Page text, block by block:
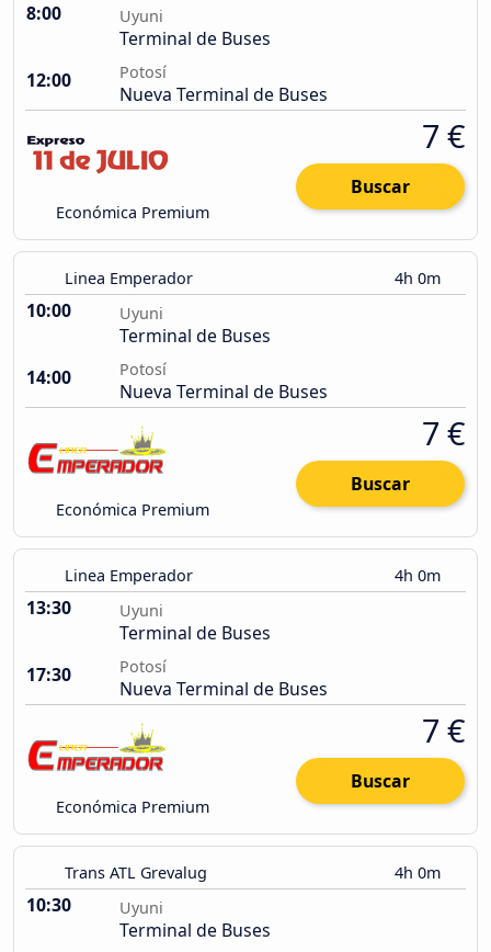
8:00 Uyuni
Terminal de Buses
12:00
Potosí
Nueva Terminal de Buses
Económica Premium
7 €
Buscar
Linea Emperador 4h 0m
10:00 Uyuni
Terminal de Buses
14:00
Potosí
Nueva Terminal de Buses
Económica Premium
7 €
Buscar
Linea Emperador 4h 0m
13:30 Uyuni
Terminal de Buses
17:30
Potosí
Nueva Terminal de Buses
Económica Premium
7 €
Buscar
Trans ATL Grevalug 4h 0m
10:30 Uyuni
Terminal de Buses